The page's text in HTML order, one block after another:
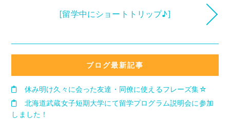
[留学中にショートトリップ♪]
ブログ最新記事
休み明け久々に会った友達・同僚に使えるフレーズ集☆
北海道武蔵女子短期大学にて留学プログラム説明会に参加
しました！